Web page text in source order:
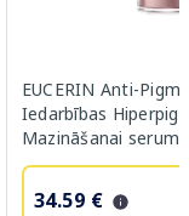
EUCERIN Anti-
Iedarbības
Mazināšanai
34.59 €